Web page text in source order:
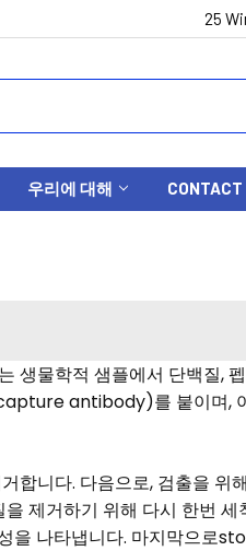
25
우리에 대해
물학적 샘플에서 단백질,
antibody)를 붙이며,
니다. 다음으로, 검출을
제거하기 위해 다시 한번
나타냅니다. 마지막으로